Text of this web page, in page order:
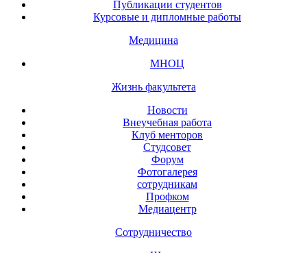
Публикации студентов
Курсовые и дипломные работы
Медицина
МНОЦ
Жизнь факультета
Новости
Внеучебная работа
Клуб менторов
Студсовет
Форум
Фотогалерея
сотрудникам
Профком
Медиацентр
Сотрудничество